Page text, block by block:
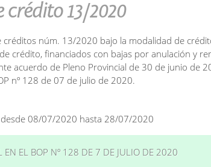
13/2020
créditos núm. 13/2020 bajo la modalidad de
crédito, financiados con bajas por anulación y
acuerdo de Pleno Provincial de 30 de junio de
nº 128 de 07 de julio de 2020.
08/07/2020 hasta 28/07/2020
EN EL BOP Nº 128 DE 7 DE JULIO DE 2020